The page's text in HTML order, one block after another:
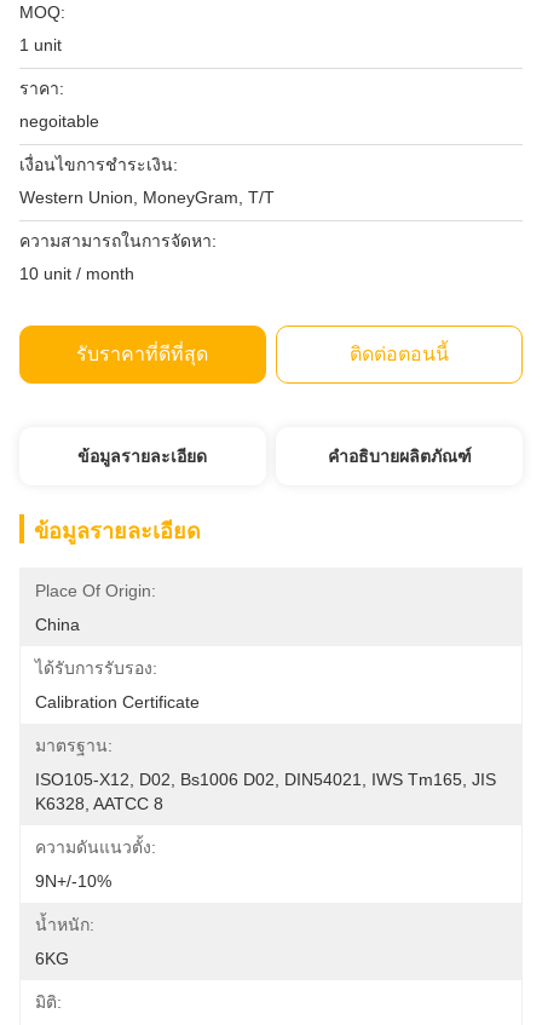
MOQ:
1 unit
ราคา:
negoitable
เงื่อนไขการชำระเงิน:
Western Union, MoneyGram, T/T
ความสามารถในการจัดหา:
10 unit / month
รับราคาที่ดีที่สุด ติดต่อตอนนี้
ข้อมูลรายละเอียด คำอธิบายผลิตภัณฑ์
ข้อมูลรายละเอียด
Place Of Origin:
China
ได้รับการรับรอง:
Calibration Certificate
มาตรฐาน:
ISO105-X12, D02, Bs1006 D02, DIN54021, IWS Tm165, JIS
K6328, AATCC 8
ความดันแนวตั้ง:
9N+/-10%
น้ำหนัก:
6KG
มิติ: